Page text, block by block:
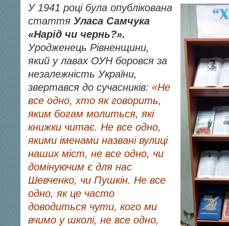
У 1941 році була опублікована
стаття Уласа Самчука
«Нарід чи чернь?».
Уродженець Рівненщини,
який у лавах ОУН боровся за
незалежність України,
звертався до сучасників: «Не
все одно, хто як говорить,
яким богам молиться, які
книжки читає. Не все одно,
якими іменами названі вулиці
наших міст, не все одно, чи
домінуючим є для нас
Шевченко, чи Пушкін. Не все
одно, як це часто
доводиться чути, кого ми
вчимо у школі, не все одно,